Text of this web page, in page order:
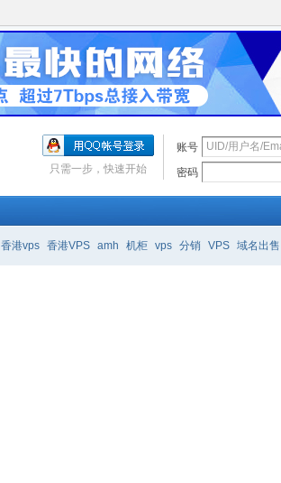
账号
密码
只需一步，快速开始
香港vps 香港VPS amh 机柜 vps 分销 VPS 域名出售